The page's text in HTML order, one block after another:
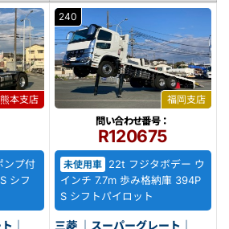
熊本支店
ンプ付
シフ
｜
240
福岡支店
問い合わせ番号：
R120675
未使用車 22t フジタボデー ウ
インチ 7.7m 歩み格納庫 394P
S シフトパイロット
三菱 ｜スーパーグレート｜